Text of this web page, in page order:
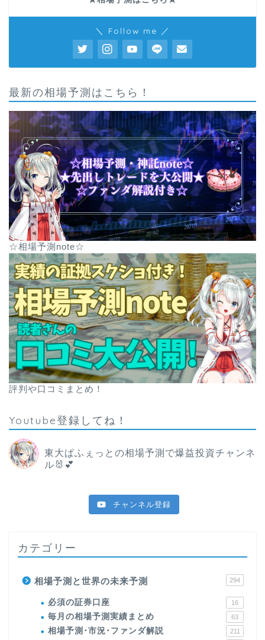
＼ Follow me ／
最新の相場予測はこちら！
☆相場予測note☆
評判や口コミまとめ！
Youtube登録してね！
東大ぱふぇっとの相場予測で爆益投資チャンネ
ル🐰💕
チャンネル登録
カテゴリー
相場予測と世界の未来予測 294
必須の証券口座 16
毎月の相場予測実績まとめ 63
相場予測･市況･ファンダ解説 211